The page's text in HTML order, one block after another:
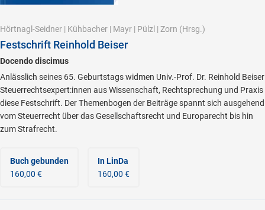
Hörtnagl-Seidner | Kühbacher | Mayr | Pülzl | Zorn (Hrsg.)
Festschrift Reinhold Beiser
Docendo discimus
Anlässlich seines 65. Geburtstags widmen Univ.-Prof. Dr. Reinhold Beiser
Steuerrechtsexpert:innen aus Wissenschaft, Rechtsprechung und Praxis
diese Festschrift. Der Themenbogen der Beiträge spannt sich ausgehend
vom Steuerrecht über das Gesellschaftsrecht und Europarecht bis hin
zum Strafrecht.
Buch gebunden
160,00 €
In LinDa
160,00 €